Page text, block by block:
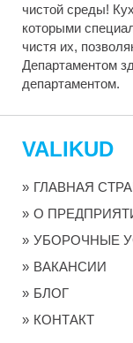
чистой среды!
которыми
чистя их,
Департаментом
департаментом.
VALIKUD
ГЛАВНАЯ
О
УБОРОЧНЫЕ
ВАКАНСИИ
БЛОГ
КОНТАКТ